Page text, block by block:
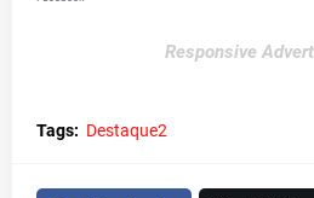
Responsive
Tags: Destaque2